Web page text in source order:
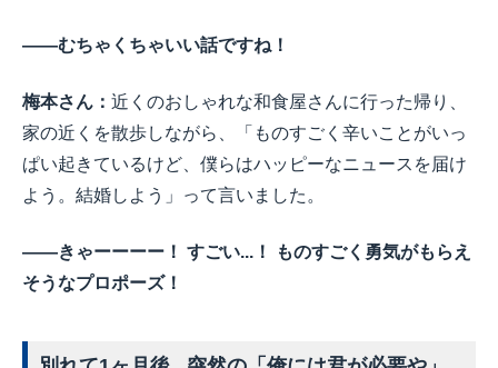
――むちゃくちゃいい話ですね！
梅本さん： 近くのおしゃれな和食屋さんに行った帰り、
家の近くを散歩しながら、「ものすごく辛いことがいっ
ぱい起きているけど、僕らはハッピーなニュースを届け
よう。結婚しよう」って言いました。
――きゃーーーー！ すごい...！ ものすごく勇気がもらえ
そうなプロポーズ！